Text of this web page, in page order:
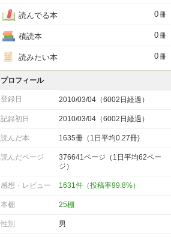
読んでる本 0冊
積読本 0冊
読みたい本 0冊
プロフィール
登録日 2010/03/04（6002日経過）
記録初日 2010/03/04（6002日経過）
読んだ本 1635冊（1日平均0.27冊)
読んだページ
376641ページ（1日平均62ペー
ジ）
感想・レビュー 1631件（投稿率99.8%）
本棚 25棚
性別 男